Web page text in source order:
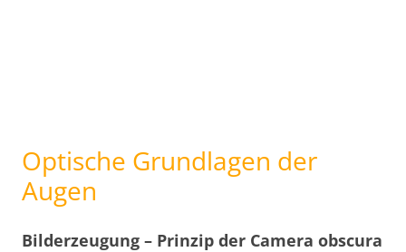
Optische Grundlagen der
Augen
Bilderzeugung – Prinzip der Camera obscura